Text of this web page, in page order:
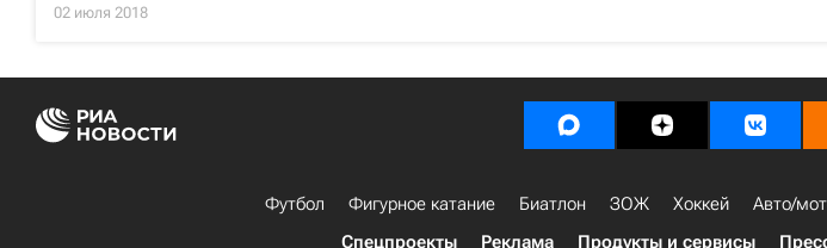
02 июля 2018
Футбол Фигурное катание Биатлон ЗОЖ Хоккей Авто/
Спецпроекты
Реклама Продукты и сервисы